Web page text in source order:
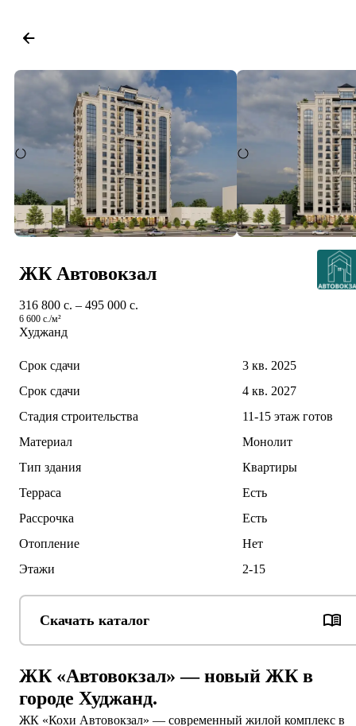
ЖК Автовокзал
316 800 c. – 495 000 c.
6 600 c./м²
Худжанд
Срок сдачи
3 кв. 2025
Срок сдачи
4 кв. 2027
Стадия строительства
11-15 этаж готов
Материал
Монолит
Тип здания
Квартиры
Терраса
Есть
Рассрочка
Есть
Отопление
Нет
Этажи
2-15
Скачать каталог
ЖК «Автовокзал» — новый ЖК в
городе Худжанд.
ЖК «Кохи Автовокзал» — современный жилой комплекс в